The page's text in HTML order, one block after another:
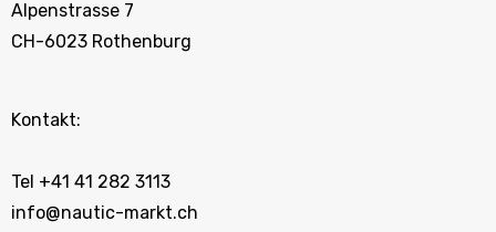
Alpenstrasse 7
CH-6023 Rothenburg
Kontakt:
Tel +41 41 282 3113
info@nautic-markt.ch